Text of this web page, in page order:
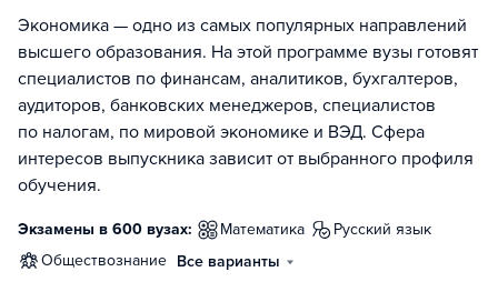
Экономика — одно из самых популярных направлений
высшего образования. На этой программе вузы готовят
специалистов по финансам, аналитиков, бухгалтеров,
аудиторов, банковских менеджеров, специалистов
по налогам, по мировой экономике и ВЭД. Сфера
интересов выпускника зависит от выбранного профиля
обучения.
Экзамены в 600 вузах: математика
русский язык
обществознание Все варианты